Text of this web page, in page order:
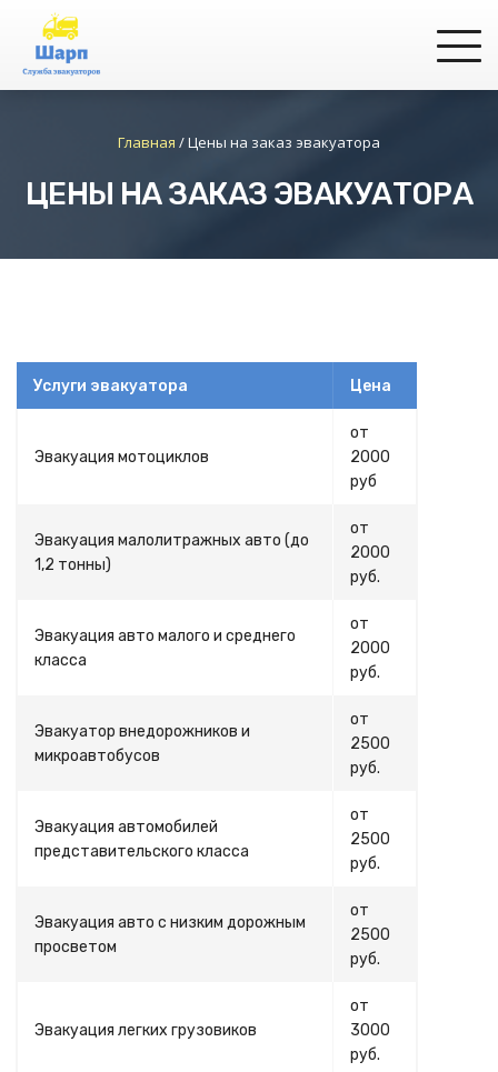
Главная /Цены на заказ эвакуатора
ЦЕНЫ НА ЗАКАЗ ЭВАКУАТОРА
Услуги эвакуатора Цена
Эвакуация мотоциклов
от
2000
руб
Эвакуация малолитражных авто (до
1,2 тонны)
от
2000
руб.
Эвакуация авто малого и среднего
класса
от
2000
руб.
Эвакуатор внедорожников и
микроавтобусов
от
2500
руб.
Эвакуация автомобилей
представительского класса
от
2500
руб.
Эвакуация авто с низким дорожным
просветом
от
2500
руб.
Эвакуация легких грузовиков
от
3000
руб.